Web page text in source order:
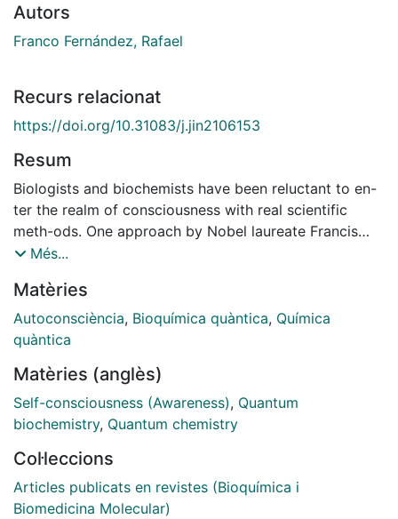
Autors
Franco Fernández, Rafael
Recurs relacionat
https://doi.org/10.31083/j.jin2106153
Resum
Biologists and biochemists have been reluctant to en-
ter the realm of consciousness with real scientific
meth-ods. One approach by Nobel laureate Francis
Crick in hisbook "Astonishing Hypothesis: The
scientific papers that, eventu-ally, could give insight
into consciousness. The problem, in my opinion, is that
the author took data obtained from experiments in
arises is whether studies using animal models can be
of interest to what only humans can have, be aware of
and verbalize: consciousness. He focused on the visual
incompatible with consciousness. In fact, we know
that subjective events are noted as consciousness in
individuals whose cortical primary visual areas are not
Més...
Matèries
Autoconsciència, Bioquímica quàntica, Química
quàntica
Matèries (anglès)
Self-consciousness (Awareness), Quantum
biochemistry, Quantum chemistry
Col·leccions
Articles publicats en revistes (Bioquímica i
Biomedicina Molecular)